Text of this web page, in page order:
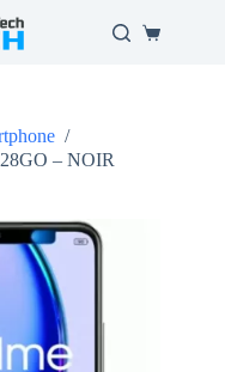
Panier
/
– NOIR